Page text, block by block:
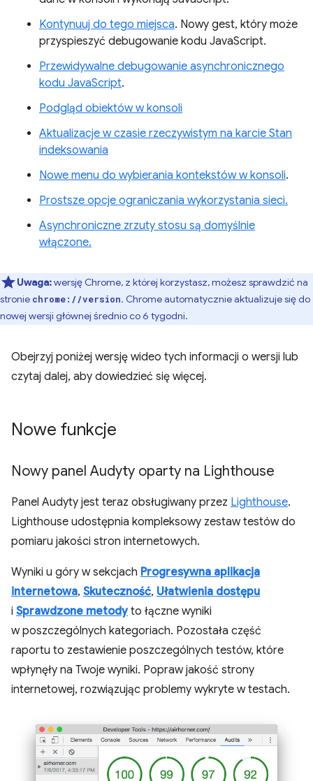
Kontynuuj do tego miejsca. Nowy gest, który może
przyspieszyć debugowanie kodu JavaScript.
Przewidywalne debugowanie asynchronicznego
kodu JavaScript.
Podgląd obiektów w konsoli
Aktualizacje w czasie rzeczywistym na karcie Stan
indeksowania
Nowe menu do wybierania kontekstów w konsoli.
Prostsze opcje ograniczania wykorzystania sieci.
Asynchroniczne zrzuty stosu są domyślnie
włączone.
Uwaga:wersję Chrome, z której korzystasz, możesz sprawdzić na
stronie chrome://version. Chrome automatycznie aktualizuje się do
nowej wersji głównej średnio co 6 tygodni.
Obejrzyj poniżej wersję wideo tych informacji o wersji lub
czytaj dalej, aby dowiedzieć się więcej.
Nowe funkcje
Nowy panel Audyty oparty na Lighthouse
Panel Audyty jest teraz obsługiwany przez Lighthouse.
Lighthouse udostępnia kompleksowy zestaw testów do
pomiaru jakości stron internetowych.
Wyniki u góry w sekcjach Progresywna aplikacja
internetowa, Skuteczność, Ułatwienia dostępu
i Sprawdzone metodyto łączne wyniki
w poszczególnych kategoriach. Pozostała część
raportu to zestawienie poszczególnych testów, które
wpłynęły na Twoje wyniki. Popraw jakość strony
internetowej, rozwiązując problemy wykryte w testach.